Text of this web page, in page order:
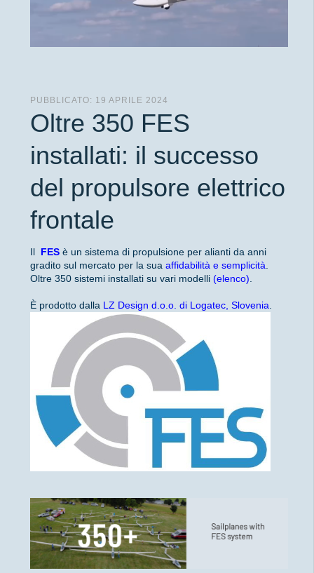
PUBBLICATO: 19 APRILE 2024
Oltre 350 FES
installati: il successo
del propulsore elettrico
frontale
Il FES è un sistema di propulsione per alianti da anni
gradito sul mercato per la sua affidabilità e semplicità
Oltre 350 sistemi installati su vari modelli (elenco)
È prodotto dalla LZ Design d.o.o. di Logatec, Slovenia